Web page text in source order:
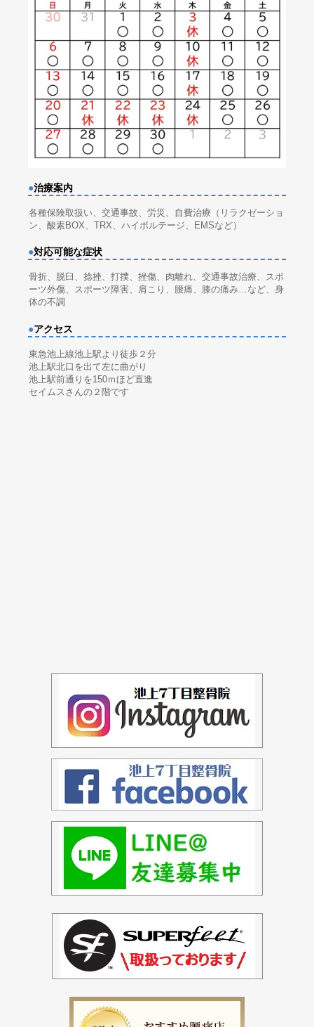
●治療案内
各種保険取扱い、交通事故、労災、自費治療（リラクゼーショ
ン、酸素BOX、TRX、ハイボルテージ、EMSなど）
●対応可能な症状
骨折、脱臼、捻挫、打撲、挫傷、肉離れ、交通事故治療、スポ
ーツ外傷、スポーツ障害、肩こり、腰痛、膝の痛み…など、身
体の不調
●アクセス
東急池上線池上駅より徒歩２分
池上駅北口を出て左に曲がり
池上駅前通りを150ｍほど直進
セイムスさんの２階です